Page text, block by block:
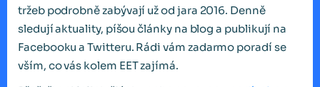
tržeb podrobně zabývají už od jara 2016. Denně
sledují aktuality, píšou články na blog a publikují na
Facebooku a Twitteru. Rádi vám zadarmo poradí se
vším, co vás kolem EET zajímá.